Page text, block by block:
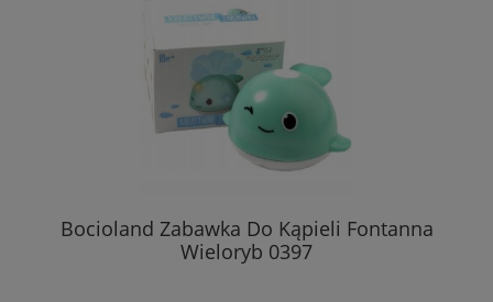
Bocioland Zabawka Do Kąpieli Fontanna
Wieloryb 0397